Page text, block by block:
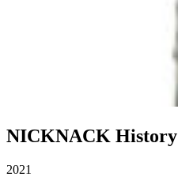
NICKNACK History
2021